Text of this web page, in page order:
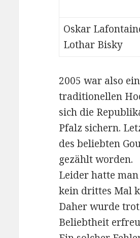
Oskar
Lothar Bisky
2005 war also
traditionellen
sich die
Pfalz sichern.
des beliebten
gezählt worden.
Leider hatte
kein drittes Mal
Daher wurde
Beliebtheit